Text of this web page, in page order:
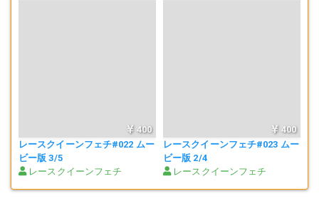
400
レースクイーンフェチ#022 ムー
ビー版 3/5
レースクイーンフェチ
400
レースクイーンフェチ#023 ムー
ビー版 2/4
レースクイーンフェチ